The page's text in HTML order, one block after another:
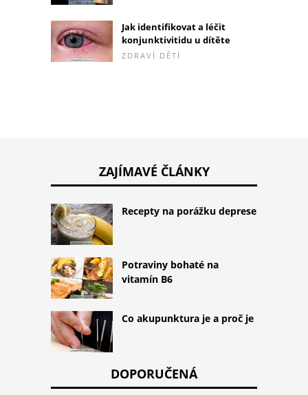
Jak identifikovat a léčit
konjunktivitidu u dítěte
ZDRAVÍ DĚTÍ
ZAJÍMAVÉ ČLÁNKY
Recepty na porážku deprese
Potraviny bohaté na
vitamín B6
Co akupunktura je a proč je
DOPORUČENÁ